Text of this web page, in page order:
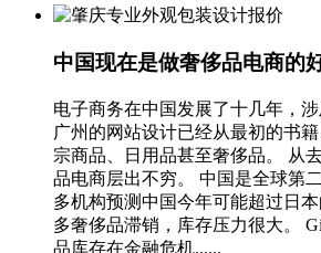
中国现在是做奢侈品电商的
电子商务在中国发展了十几年，涉
广州的网站设计已经从最初的书
宗商品、日用品甚至奢侈品。 从
品电商层出不穷。 中国是全球第
多机构预测中国今年可能超过日
多奢侈品滞销，库存压力很大。
品库存在金融危机......